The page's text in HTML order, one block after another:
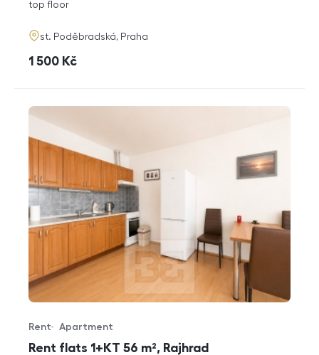
funkce
top floor
adresa
st. Poděbradská, Praha
cena
1 500 Kč
Rent flats 1+KT 56 m², Rajhrad
Offer type
Rent
Property type
Apartment